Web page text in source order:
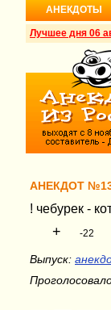
АНЕКДОТЫ
Лучшее дня 06
АНЕКДОТ
! чебурек -
+ -22
Выпуск: